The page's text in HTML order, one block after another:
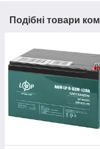
Подібні товари